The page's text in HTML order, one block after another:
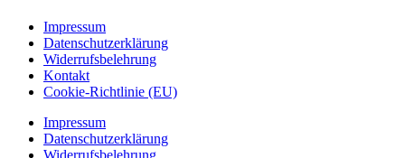
Impressum
Datenschutzerklärung
Widerrufsbelehrung
Kontakt
Cookie-Richtlinie (EU)
Impressum
Datenschutzerklärung
Widerrufsbelehrung